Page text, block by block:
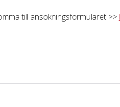
till ansökningsformuläret >>